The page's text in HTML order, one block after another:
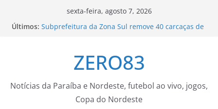
sexta-feira, agosto 7, 2026
Últimos: Subprefeitura da Zona Sul remove 40 carcaças de
Fundação Campeões do Amanhã amplia
experiências e leva time sub-14 de futebol para
Prefeitura de Nova Iguaçu instala Gabinete de
Crise e reforça ações preventivas diante da
previsão de ventos fortes
ZERO83
Notícias da Paraíba e Nordeste, futebol ao vivo, jogos,
Copa do Nordeste